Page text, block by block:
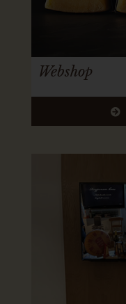
Webshop